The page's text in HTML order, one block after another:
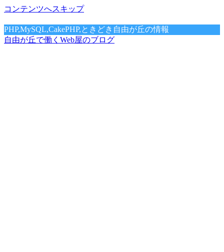
コンテンツへスキップ
PHP,MySQL,CakePHP,ときどき自由が丘の情報
自由が丘で働くWeb屋のブログ